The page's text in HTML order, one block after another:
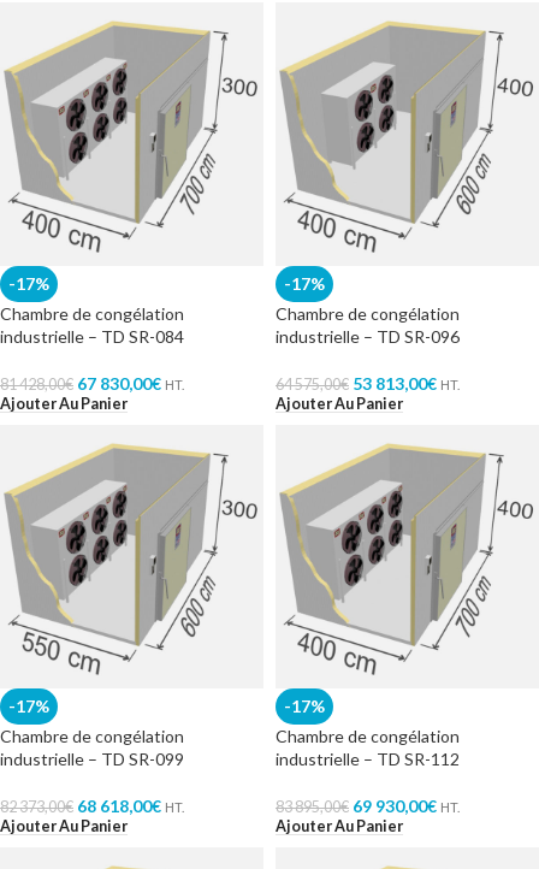
-17%
Chambre de congélation
industrielle – TD SR-084
81 428,00€ 67 830,00€ HT.
Ajouter Au Panier
-17%
Chambre de congélation
industrielle – TD SR-096
64 575,00€ 53 813,00€ HT.
Ajouter Au Panier
-17%
Chambre de congélation
industrielle – TD SR-099
82 373,00€ 68 618,00€ HT.
Ajouter Au Panier
-17%
Chambre de congélation
industrielle – TD SR-112
83 895,00€ 69 930,00€ HT.
Ajouter Au Panier